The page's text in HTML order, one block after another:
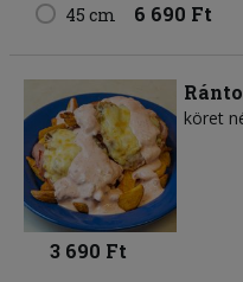
45 cm 6 690 Ft
köret
3 690 Ft